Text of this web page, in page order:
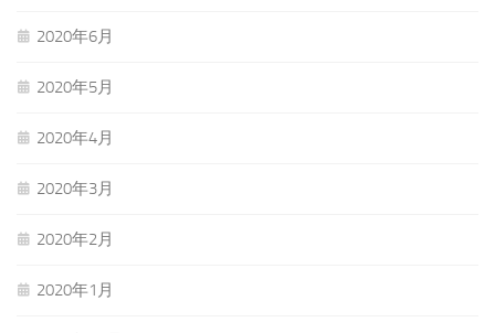
2020年6月
2020年5月
2020年4月
2020年3月
2020年2月
2020年1月